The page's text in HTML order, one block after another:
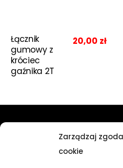
Zarządzaj
cookie
Łącznik
gumowy z
króciec
gaźnika 2T
20,00 zł